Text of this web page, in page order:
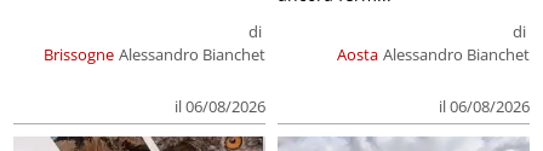
Brissogne
di
Alessandro Bianchet
il 06/08/2026
Aosta
di
Alessandro Bianchet
il 06/08/2026